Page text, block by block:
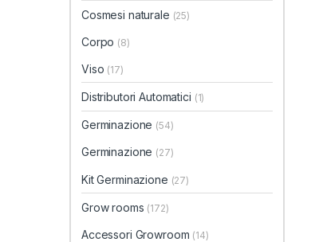
Cosmesi naturale (25)
Corpo (8)
Viso (17)
Distributori Automatici (1)
Germinazione (54)
Germinazione (27)
Kit Germinazione (27)
Grow rooms (172)
Accessori Growroom (14)